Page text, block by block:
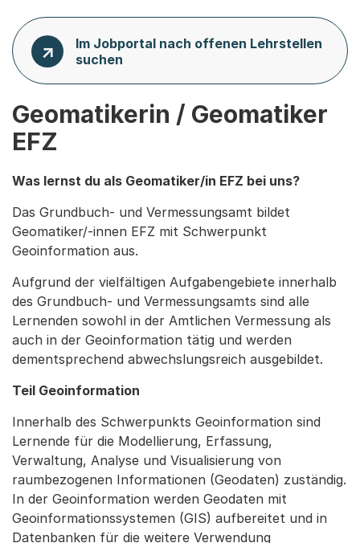
Im Jobportal nach offenen Lehrstellen
suchen
Geomatikerin / Geomatiker
EFZ
Was lernst du als Geomatiker/in EFZ bei uns?
Das Grundbuch- und Vermessungsamt bildet
Geomatiker/-innen EFZ mit Schwerpunkt
Geoinformation aus.
Aufgrund der vielfältigen Aufgabengebiete innerhalb
des Grundbuch- und Vermessungsamts sind alle
Lernenden sowohl in der Amtlichen Vermessung als
auch in der Geoinformation tätig und werden
dementsprechend abwechslungsreich ausgebildet.
Teil Geoinformation
Innerhalb des Schwerpunkts Geoinformation sind
Lernende für die Modellierung, Erfassung,
Verwaltung, Analyse und Visualisierung von
raumbezogenen Informationen (Geodaten) zuständig.
In der Geoinformation werden Geodaten mit
Geoinformationssystemen (GIS) aufbereitet und in
Datenbanken für die weitere Verwendung